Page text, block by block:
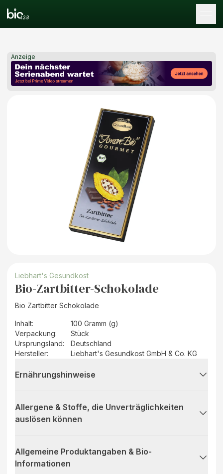
Anzeige
Liebhart's Gesundkost
Bio-Zartbitter-Schokolade
Bio Zartbitter Schokolade
Inhalt:
100 Gramm (g)
Verpackung:
Stück
Ursprungsland:
Deutschland
Hersteller: Liebhart's Gesundkost GmbH & Co. KG
Ernährungshinweise
Allergene & Stoffe, die Unverträglichkeiten
auslösen können
Allgemeine Produktangaben & Bio-
Informationen